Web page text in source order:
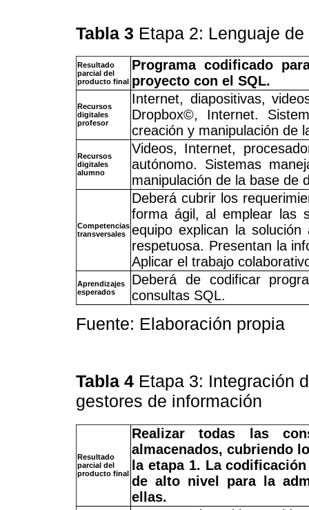
Tabla 3 Etapa 2: Lenguaje
Resultado
parcial del
producto final
Programa codificado
proyecto con el SQL.
Recursos
digitales
profesor
Internet, diapositivas,
Dropbox©, Internet.
creación y manipulación de
Recursos
digitales
alumno
Videos, Internet,
autónomo. Sistemas
manipulación de la base de
Competencias
transversales
Deberá cubrir los
forma ágil, al emplear las
equipo explican la
respetuosa. Presentan la
Aplicar el trabajo
Aprendizajes
esperados
Deberá de codificar
consultas SQL.
Fuente: Elaboración propia
Tabla 4 Etapa 3: Integración
gestores de información
Resultado
parcial del
producto final
Realizar todas las
almacenados, cubriendo
la etapa 1. La
de alto nivel para la
ellas.